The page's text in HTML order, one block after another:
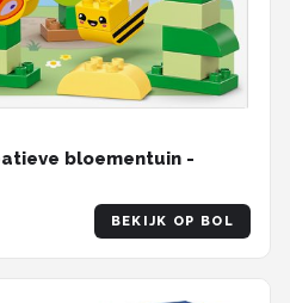
bloementuin -
BEKIJK OP BOL